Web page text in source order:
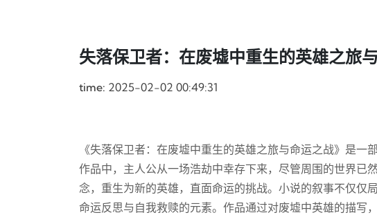
失落保卫者：在废墟中重生的英雄之旅
time: 2025-02-02 00:49:31
《失落保卫者：在废墟中重生的英雄之旅与命运之战》是一
作品中，主人公从一场浩劫中幸存下来，尽管周围的世界已
念，重生为新的英雄，直面命运的挑战。小说的叙事不仅仅
命运反思与自我救赎的元素。作品通过对废墟中英雄的描写